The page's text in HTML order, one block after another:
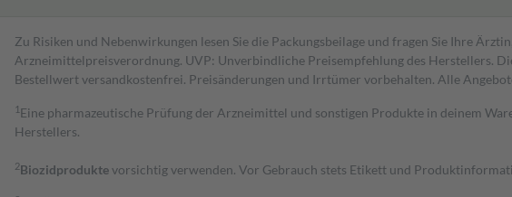
Zu Risiken und Nebenwirkungen lesen Sie die Packungsbeilage und fragen Sie Ihre
Arzneimittelpreisverordnung. UVP: Unverbindliche Preisempfehlung des Herstellers.
Bestell­wert versand­kosten­frei. Preisänderungen und Irrtümer vorbehalten. Alle
1 Eine pharmazeutische Prüfung der Arzneimittel und sonstigen Produkte in deinem
Herstellers.
2Biozidproduktevorsichtig verwenden. Vor Gebrauch stets Etikett und